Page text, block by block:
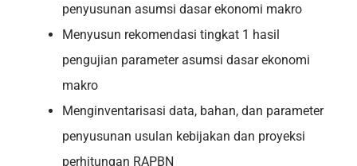
penyusunan asumsi dasar ekonomi makro
Menyusun rekomendasi tingkat 1 hasil
pengujian parameter asumsi dasar ekonomi
makro
Menginventarisasi data, bahan, dan parameter
penyusunan usulan kebijakan dan proyeksi
perhitungan RAPBN